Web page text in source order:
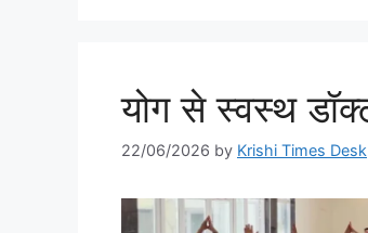
योग से स्वस्थ
22/06/2026 by Krishi Times Desk